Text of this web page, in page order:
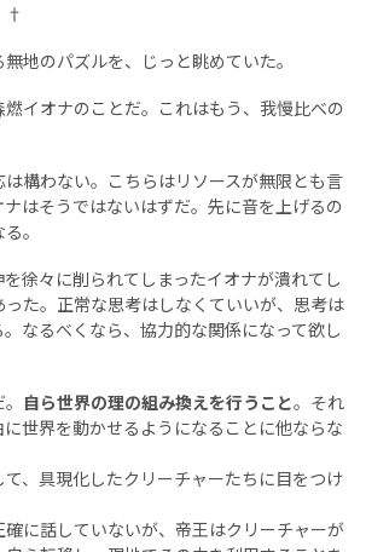
地のパズルを、じっと眺めていた。
イオナのことだ。これはもう、我慢比べの
構わない。こちらはリソースが無限とも言
はそうではないはずだ。先に音を上げるの
。
徐々に削られてしまったイオナが潰れてし
た。正常な思考はしなくていいが、思考は
なるべくなら、協力的な関係になって欲し
自ら世界の理の組み換えを行うこと。それ
世界を動かせるようになることに他ならな
、具現化したクリーチャーたちに目をつけ
に話していないが、帝王はクリーチャーが